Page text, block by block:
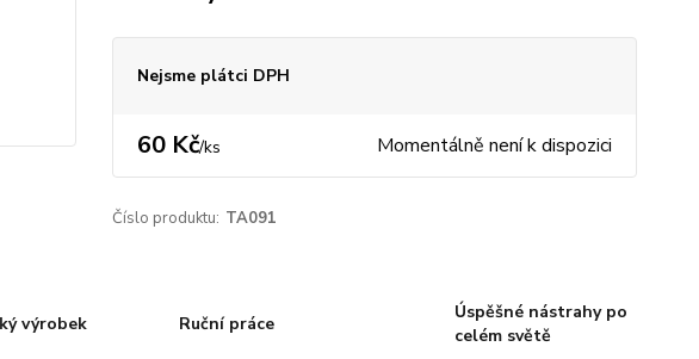
Nejsme plátci DPH
60 Kč/ks Momentálně není k dispozici
Číslo produktu: TA091
výrobek Ruční práce
Úspěšné nástrahy po
celém světě